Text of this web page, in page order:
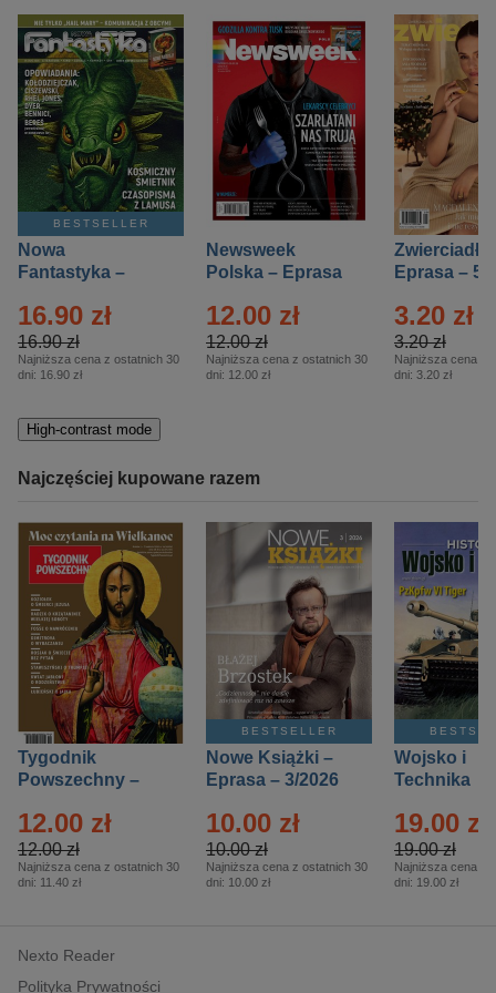
BESTSELLER
Nowa
Fantastyka –
16.90 zł
16.90 zł
Najniższa cena z ostatnich 30
dni: 16.90 zł
Newsweek
Polska – Eprasa
12.00 zł
12.00 zł
Najniższa cena z ostatnich 30
dni: 12.00 zł
Zwierciadło
Eprasa – 5/
3.20 zł
3.20 zł
Najniższa cena z
dni: 3.20 zł
High-contrast mode
Najczęściej kupowane razem
Tygodnik
Powszechny –
12.00 zł
12.00 zł
Najniższa cena z ostatnich 30
dni: 11.40 zł
BESTSELLER
Nowe Książki –
Eprasa – 3/2026
10.00 zł
10.00 zł
Najniższa cena z ostatnich 30
dni: 10.00 zł
Wojsko i
Technika
– 2/2026
19.00 zł
19.00 zł
Najniższa cena z
dni: 19.00 zł
Nexto Reader
Polityka Prywatności